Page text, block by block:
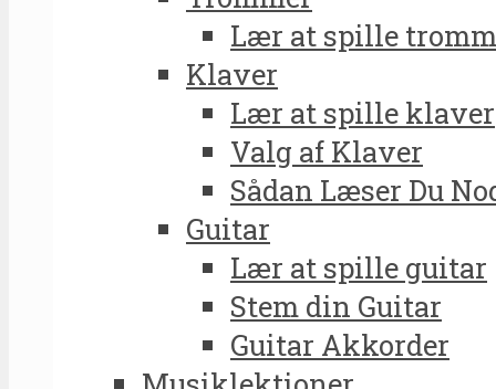
Lær at spille
Klaver
Lær at spille klaver
Valg af Klaver
Sådan Læser Du
Guitar
Lær at spille guitar
Stem din Guitar
Guitar Akkorder